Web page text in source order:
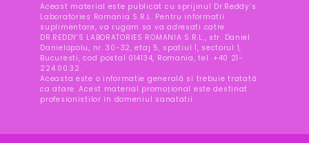
Aceast material este publicat cu sprijinul Dr.Reddy’s
Laboratories Romania S.R.L. Pentru informatii
suplimentare, va rugam sa va adresati catre
DR.REDDY’S LABORATORIES ROMANIA S.R.L., str. Daniel
Danielopolu, nr. 30-32, etaj 5, spatiul 1, sectorul 1,
Bucuresti, cod postal 014134, Romania, tel. +40 21-
224.00.32.
Aceasta este o informatie generală si trebuie tratată
ca atare. Acest material promoțional este destinat
profesionistilor in domeniul sanatatii.